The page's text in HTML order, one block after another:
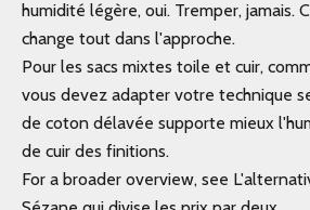
humidité légère, oui. Tremper, jamais.
change tout dans l'approche.
Pour les sacs mixtes toile et cuir,
vous devez adapter votre technique
de coton délavée supporte mieux
de cuir des finitions.
For a broader overview, see